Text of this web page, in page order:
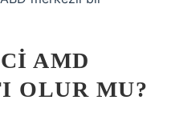
AMD
OLUR MU?